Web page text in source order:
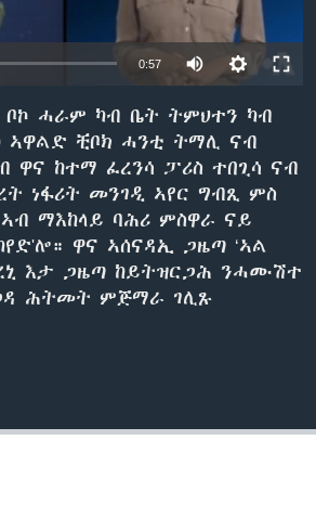
0:57
ሓራም ካብ ቤት ትምህተን ካብ
ኣዋልድ ቺቦክ ሓንቲ ትማሊ ናብ
ዋና ከተማ ፈረንሳ ፓሪስ ተበጊሳ ናብ
ነፋሪት መንገዲ ኣየር ግብጺ ምስ
ማእከላይ ባሕሪ ምስዋራ ናይ
ዋና ኣሰናዳኢ ጋዜጣ ‘ኣል
እታ ጋዜጣ ከይትዝርጋሕ ንሓሙሽተ
ሕትመት ምጅማራ ገሊጹ